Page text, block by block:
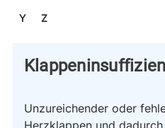
Y Z
Unzureichender oder
Herzklappen und